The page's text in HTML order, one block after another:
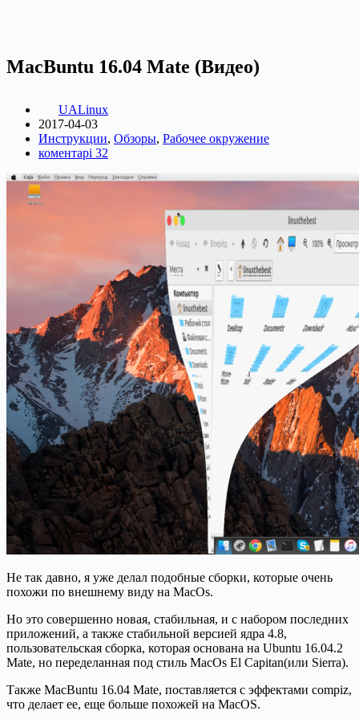
MacBuntu 16.04 Mate (Видео)
UALinux
2017-04-03
Инструкции, Обзоры, Рабочее окружение
коментарі 32
Не так давно, я уже делал подобные сборки, которые очень
похожи по внешнему виду на MacOs.
Но это совершенно новая, стабильная, и с набором последних
приложений, а также стабильной версией ядра 4.8,
пользовательская сборка, которая основана на Ubuntu 16.04.2
Mate, но переделанная под стиль MacOs El Capitan(или Sierra).
Также MacBuntu 16.04 Mate, поставляется с эффектами compiz,
что делает ее, еще больше похожей на MacOS.